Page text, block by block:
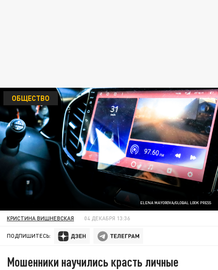
ELENA MAYOROVA/GLOBAL LOOK PRESS
ОБЩЕСТВО
КРИСТИНА ВИШНЕВСКАЯ 04 ДЕКАБРЯ 13:36
ПОДПИШИТЕСЬ:
Мошенники научились красть личные